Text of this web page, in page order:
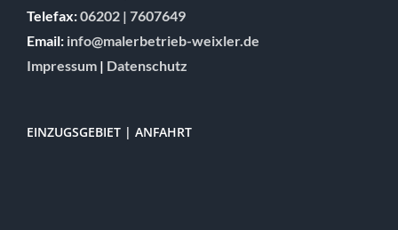
Telefax:06202 | 7607649
Email: info@malerbetrieb-weixler.de
Impressum | Datenschutz
EINZUGSGEBIET | ANFAHRT